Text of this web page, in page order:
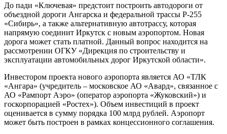
До пади «Ключевая» предстоит построить автодороги от
объездной дороги Ангарска и федеральной трассы Р-255
«Сибирь», а также альтернативную автотрассу, которая
напрямую соединит Иркутск с новым аэропортом. Новая
дорога может стать платной. Данный вопрос находится на
рассмотрении ОГКУ «Дирекция по строительству и
эксплуатации автомобильных дорог Иркутской области».
Инвестором проекта нового аэропорта является АО «ТЛК
«Ангара» (учредитель – московское АО «Авард», связанное с
АО «Рампорт Аэро» (оператор аэропорта «Жуковский») и
госкорпорацией «Ростех»). Объем инвестиций в проект
оценивается в сумму порядка 100 млрд рублей. Аэропорт
может быть построен в рамках концессионного соглашения.